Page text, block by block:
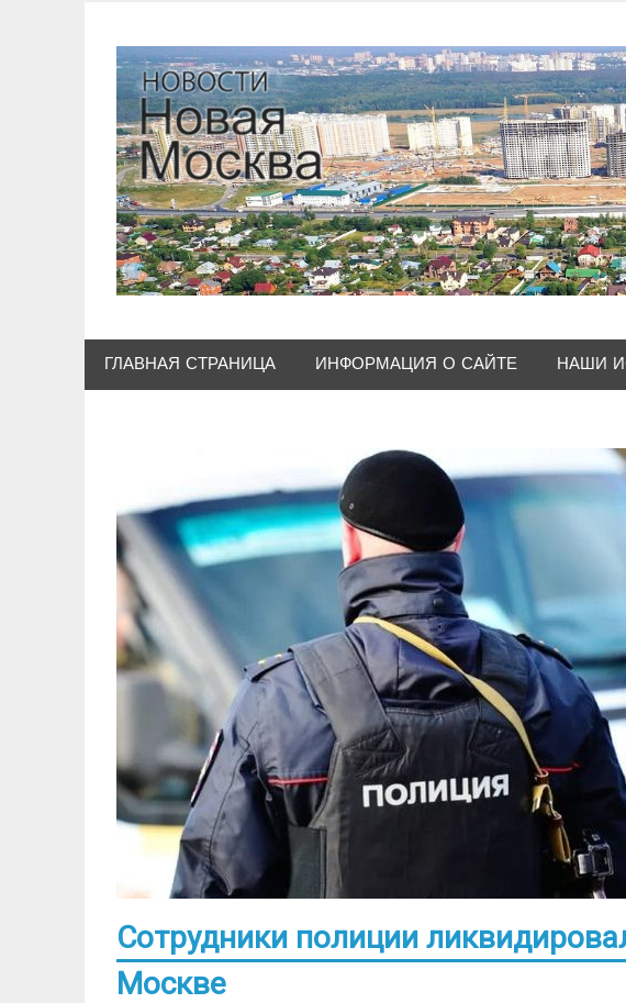
content
ГЛАВНАЯ СТРАНИЦА ИНФОРМАЦИЯ О САЙТЕ НАШИ
Сотрудники полиции
Москве